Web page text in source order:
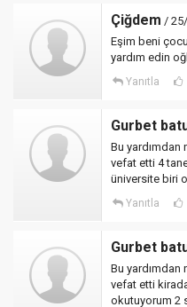
Çiğdem /
Eşim beni
yardım edin
Yanıtla
Gurbet
Bu
vefat etti 4
üniversite biri
Yanıtla
Gurbet
Bu
vefat etti
okutuyorum 2